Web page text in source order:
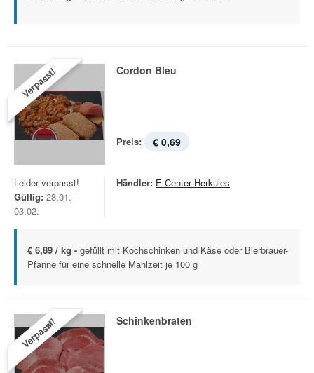
Verpasst! Cordon Bleu
Preis: € 0,69
Leider verpasst!
Gültig: 28.01. -
03.02.
Händler: E Center Herkules
€ 6,89 / kg - gefüllt mit Kochschinken und Käse oder Bierbrauer-
Pfanne für eine schnelle Mahlzeit je 100 g
Verpasst! Schinkenbraten